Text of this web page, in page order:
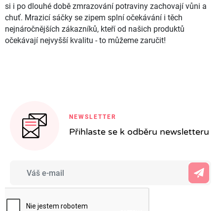
si i po dlouhé době zmrazování potraviny zachovají vůni a
chuť. Mrazicí sáčky se zipem splní očekávání i těch
nejnáročnějších zákazníků, kteří od našich produktů
očekávají nejvyšší kvalitu - to můžeme zaručit!
NEWSLETTER
Přihlaste se k odběru newsletteru